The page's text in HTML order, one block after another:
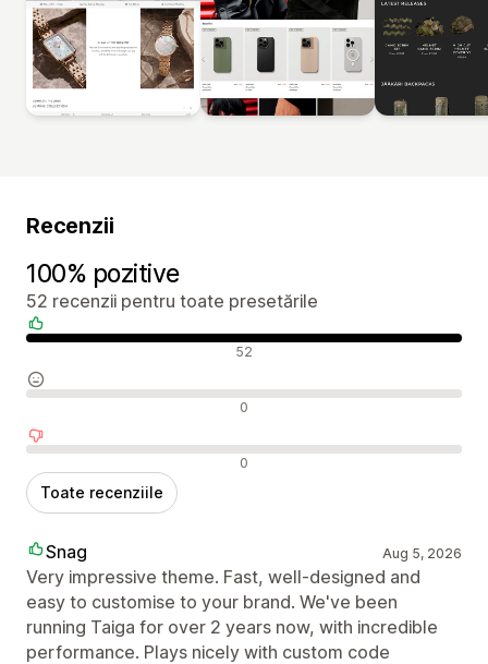
Recenzii
100% pozitive
52 recenzii pentru toate presetările
Recenzii pozitive 52
Recenzii neutre 0
Recenzii negative 0
Toate recenziile
Snag Aug 5, 2026
Very impressive theme. Fast, well-designed and
easy to customise to your brand. We've been
running Taiga for over 2 years now, with incredible
performance. Plays nicely with custom code